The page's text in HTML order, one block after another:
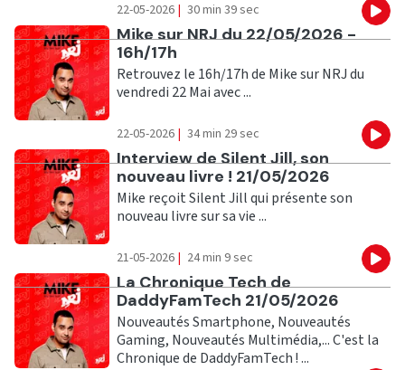
22-05-2026 | 30 min 39 sec
Ecouter
Mike sur NRJ du 22/05/2026 -
16h/17h
Retrouvez le 16h/17h de Mike sur NRJ du
vendredi 22 Mai avec ...
22-05-2026 | 34 min 29 sec
Ecouter
Interview de Silent Jill, son
nouveau livre ! 21/05/2026
Mike reçoit Silent Jill qui présente son
nouveau livre sur sa vie ...
21-05-2026 | 24 min 9 sec
Ecouter
La Chronique Tech de
DaddyFamTech 21/05/2026
Nouveautés Smartphone, Nouveautés
Gaming, Nouveautés Multimédia,... C'est la
Chronique de DaddyFamTech ! ...